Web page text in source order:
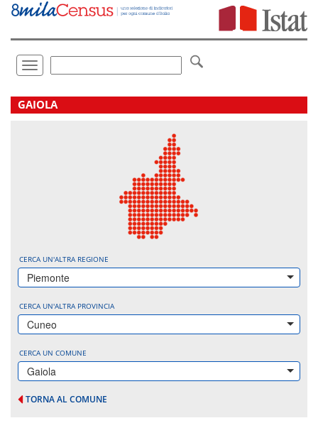
Vai
direttamente
Toggle
navigation
.
GAIOLA
CERCA UN'ALTRA REGIONE
Piemonte
CERCA UN'ALTRA PROVINCIA
Cuneo
CERCA UN COMUNE
Gaiola
TORNA AL COMUNE